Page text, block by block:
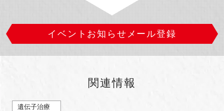
イベントお知らせメール登録
関連情報
遺伝子治療